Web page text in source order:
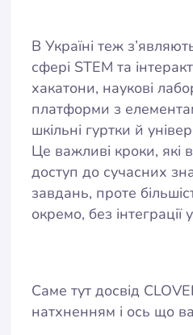
В Україні теж
сфері STEM та
хакатони, наукові
платформи з
шкільні гуртки й
Це важливі кроки, які
доступ до сучасних
завдань, проте
окремо, без інтеграції
Саме тут досвід
натхненням і ось що